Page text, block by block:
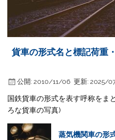
貨車の形式名と標記荷重
公開: 2010/11/06 更新: 2025/
国鉄貨車の形式を表す呼称をま
ろな貨車の写真)
蒸気機関車の形